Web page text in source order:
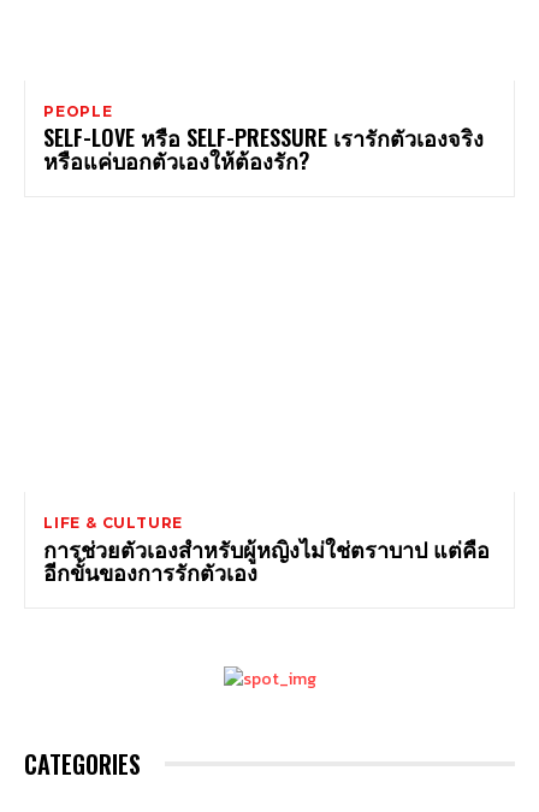
PEOPLE
SELF-LOVE หรือ SELF-PRESSURE เรารักตัวเองจริง
หรือแค่บอกตัวเองให้ต้องรัก?
LIFE & CULTURE
การช่วยตัวเองสำหรับผู้หญิงไม่ใช่ตราบาป แต่คือ
อีกขั้นของการรักตัวเอง
CATEGORIES